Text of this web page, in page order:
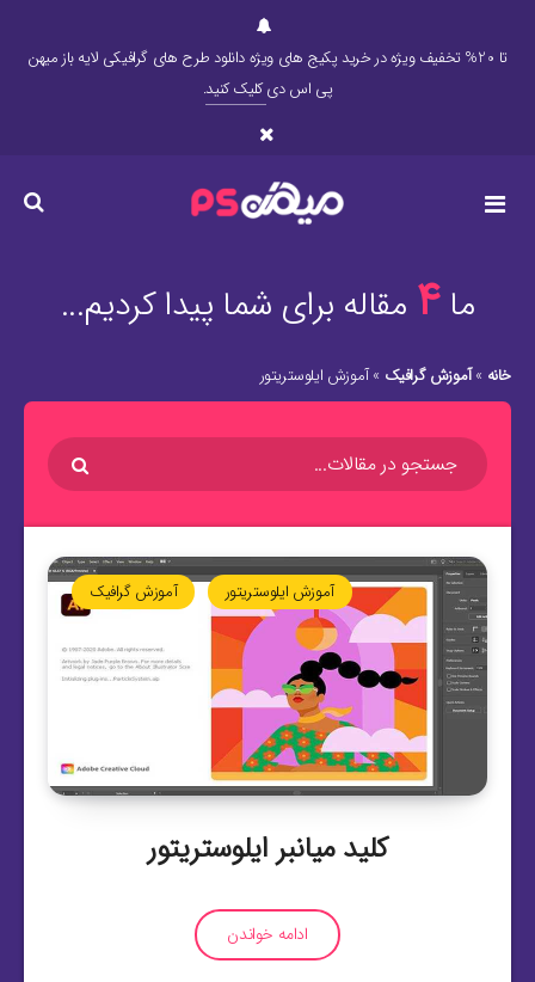
تا 20% تخفیف ویژه در خرید پکیج های ویژه دانلود طرح های گرافیکی لایه باز میهن
پی اس دیکلیک کنید.
ما4 مقاله برای شما پیدا کردیم...
خانه »آموزش گرافیک »آموزش ایلوستریتور
آموزش ایلوستریتور آموزش گرافیک
کلید میانبر ایلوستریتور
ادامه خواندن